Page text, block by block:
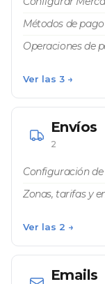
Métodos de
Operaciones de
Ver las 3 →
Envíos
2
Configuración de
Zonas, tarifas y
Ver las 2 →
Emails